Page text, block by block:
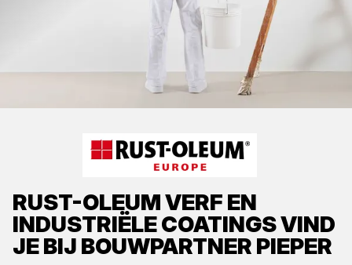
RUST-OLEUMVERF EN
INDUSTRIËLE COATINGSVIND
JE BIJ BOUWPARTNER PIEPER